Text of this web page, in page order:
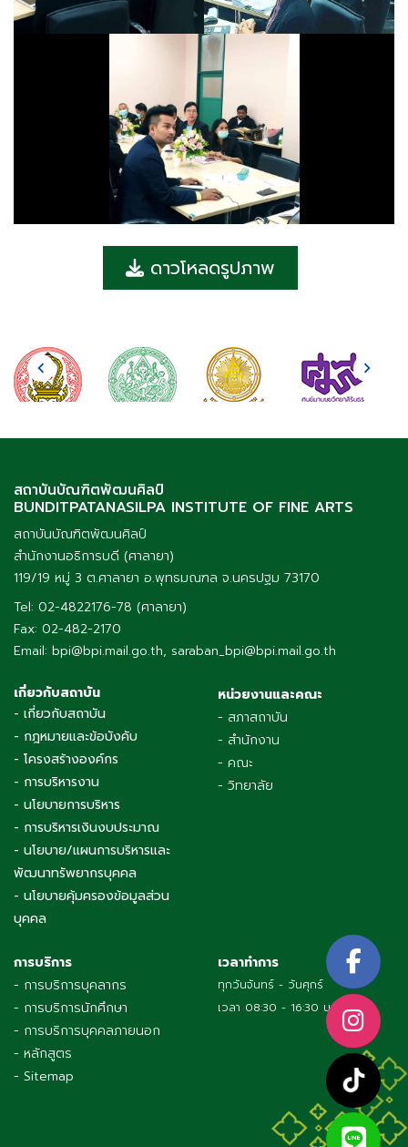
ดาวโหลดรูปภาพ
สถาบันบัณฑิตพัฒนศิลป์
BUNDITPATANASILPA INSTITUTE OF FINE ARTS
สถาบันบัณฑิตพัฒนศิลป์
สำนักงานอธิการบดี (ศาลายา)
119/19 หมู่ 3 ต.ศาลายา อ.พุทธมณฑล จ.นครปฐม 73170
Tel: 02-4822176-78 (ศาลายา)
Fax: 02-482-2170
Email: bpi@bpi.mail.go.th, saraban_bpi@bpi.mail.go.th
เกี่ยวกับสถาบัน
- เกี่ยวกับสถาบัน
- กฎหมายและข้อบังคับ
- โครงสร้างองค์กร
- การบริหารงาน
- นโยบายการบริหาร
- การบริหารเงินงบประมาณ
- นโยบาย/แผนการบริหารและ
พัฒนาทรัพยากรบุคคล
- นโยบายคุ้มครองข้อมูลส่วน
บุคคล
หน่วยงานและคณะ
- สภาสถาบัน
- สำนักงาน
- คณะ
- วิทยาลัย
การบริการ
- การบริการบุคลากร
- การบริการนักศึกษา
- การบริการบุคคลภายนอก
- หลักสูตร
- Sitemap
เวลาทำการ
ทุกวันจันทร์ - วันศุกร์
เวลา 08:30 - 16:30 น.